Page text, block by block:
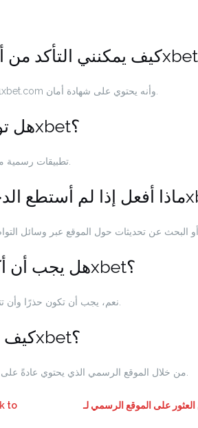
2. هل توجد تطبيقات رسمية لموقع 1xbet؟
4. هل يجب أن أكون حذرًا عند التسجيل في 1xbet؟
5. كيف أتمكن من التواصل مع دعم 1xbet؟
to
على الموقع الرسمي لـ